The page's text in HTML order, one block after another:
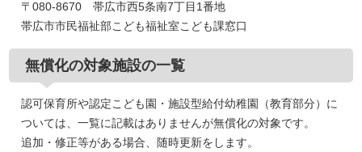
〒080-8670 帯広市西5条南7丁目1番地
帯広市市民福祉部こども福祉室こども課窓口
無償化の対象施設の一覧
認可保育所や認定こども園・施設型給付幼稚園（教育部分）に
ついては、一覧に記載はありませんが無償化の対象です。
追加・修正等がある場合、随時更新をします。